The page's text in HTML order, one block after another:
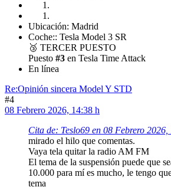
Ubicación: Madrid
Coche:: Tesla Model 3 SR
🥉 TERCER PUESTO
Puesto #3 en Tesla Time Attack
En línea
Re:Opinión sincera Model Y STD
#4
08 Febrero 2026, 14:38 h
Cita de: Teslo69 en 08 Febrero
mirado el hilo que comentas.
Vaya tela quitar la radio AM FM
El tema de la suspensión puede que
10.000 para mí es mucho, le tengo
tema